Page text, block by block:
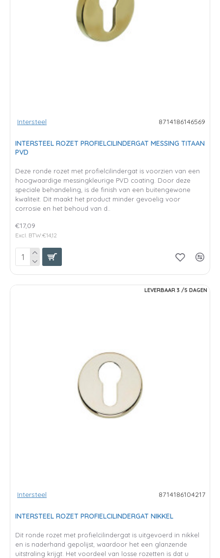
Intersteel 8714186146569
INTERSTEEL ROZET PROFIELCILINDERGAT MESSING TITAAN
PVD
Deze ronde rozet met profielcilindergat is voorzien van een
hoogwaardige messingkleurige PVD coating. Door deze
speciale behandeling, is de finish van een buitengewone
kwaliteit. Dit maakt het product minder gevoelig voor
corrosie en het behoud van d..
€17,09
Excl. BTW:€14,12
LEVERBAAR 3 /5 DAGEN
Intersteel 8714186104217
INTERSTEEL ROZET PROFIELCILINDERGAT NIKKEL
Dit ronde rozet met profielcilindergat is uitgevoerd in nikkel
en is naderhand gepolijst, waardoor het een glanzende
uitstraling krijgt. Het voordeel van losse rozetten is dat u